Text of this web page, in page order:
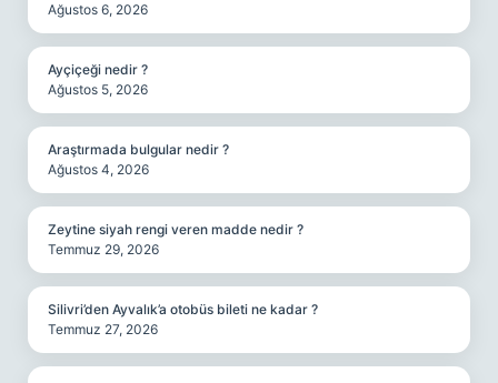
Ağustos 6, 2026
Ayçiçeği nedir ?
Ağustos 5, 2026
Araştırmada bulgular nedir ?
Ağustos 4, 2026
Zeytine siyah rengi veren madde nedir ?
Temmuz 29, 2026
Silivri’den Ayvalık’a otobüs bileti ne kadar ?
Temmuz 27, 2026